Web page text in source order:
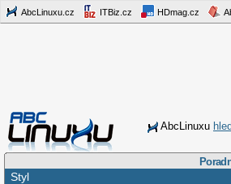
AbcLinuxu.cz ITBiz.cz HDmag.cz
AbcLinuxu
Styl